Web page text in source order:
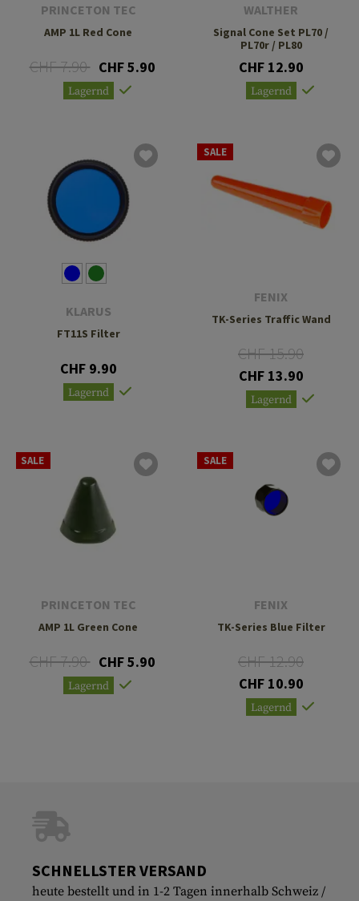
PRINCETON TEC
AMP 1L Red Cone
CHF 7.90 CHF 5.90
Lagernd
WALTHER
Signal Cone Set PL70 /
PL70r / PL80
CHF 12.90
Lagernd
KLARUS
FT11S Filter
CHF 9.90
Lagernd
SALE
FENIX
TK-Series Traffic Wand
CHF 15.90
CHF 13.90
Lagernd
SALE
PRINCETON TEC
AMP 1L Green Cone
CHF 7.90 CHF 5.90
Lagernd
SALE
FENIX
TK-Series Blue Filter
CHF 12.90
CHF 10.90
Lagernd
SCHNELLSTER VERSAND
heute bestellt und in 1-2 Tagen innerhalb Schweiz /